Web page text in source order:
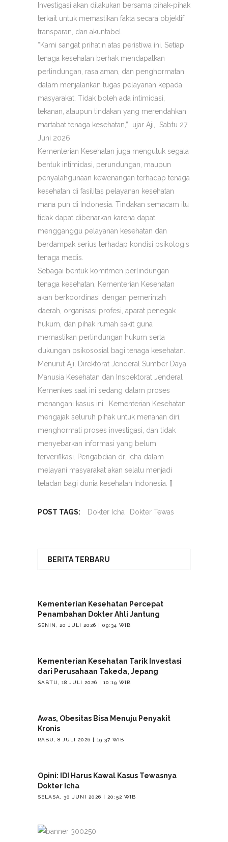
Investigasi akan dilakukan bersama pihak-pihak
terkait untuk memastikan fakta secara objektif,
transparan, dan akuntabel.
“Kami sangat prihatin atas peristiwa ini. Setiap
tenaga kesehatan berhak mendapatkan
perlindungan, rasa aman, dan penghormatan
dalam menjalankan tugas pelayanan kepada
masyarakat. Tidak boleh ada intimidasi,
tekanan, ataupun tindakan yang merendahkan
martabat tenaga kesehatan,” ujar Aji, Sabtu 27
Juni 2026.
Kementerian Kesehatan juga mengutuk segala
bentuk intimidasi, perundungan, maupun
penyalahgunaan kewenangan terhadap tenaga
kesehatan di fasilitas pelayanan kesehatan
mana pun di Indonesia. Tindakan semacam itu
tidak dapat dibenarkan karena dapat
mengganggu pelayanan kesehatan dan
berdampak serius terhadap kondisi psikologis
tenaga medis.
Sebagai bentuk komitmen perlindungan
tenaga kesehatan, Kementerian Kesehatan
akan berkoordinasi dengan pemerintah
daerah, organisasi profesi, aparat penegak
hukum, dan pihak rumah sakit guna
memastikan perlindungan hukum serta
dukungan psikososial bagi tenaga kesehatan.
Menurut Aji, Direktorat Jenderal Sumber Daya
Manusia Kesehatan dan Inspektorat Jenderal
Kemenkes saat ini sedang dalam proses
menangani kasus ini. Kementerian Kesehatan
mengajak seluruh pihak untuk menahan diri,
menghormati proses investigasi, dan tidak
menyebarkan informasi yang belum
terverifikasi. Pengabdian dr. Icha dalam
melayani masyarakat akan selalu menjadi
teladan bagi dunia kesehatan Indonesia. []
POST TAGS: Dokter Icha Dokter Tewas
BERITA TERBARU
Kementerian Kesehatan Percepat
Penambahan Dokter Ahli Jantung
SENIN, 20 JULI 2026 | 09:34 WIB
Kementerian Kesehatan Tarik Investasi
dari Perusahaan Takeda, Jepang
SABTU, 18 JULI 2026 | 10:19 WIB
Awas, Obesitas Bisa Menuju Penyakit
Kronis
RABU, 8 JULI 2026 | 19:37 WIB
Opini: IDI Harus Kawal Kasus Tewasnya
Dokter Icha
SELASA, 30 JUNI 2026 | 20:52 WIB